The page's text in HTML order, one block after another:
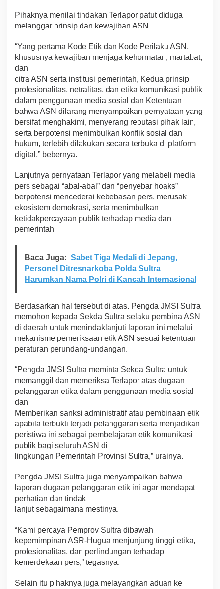
I
Pihaknya menilai tindakan Terlapor patut diduga
melanggar prinsip dan kewajiban ASN.
“Yang pertama Kode Etik dan Kode Perilaku ASN,
khususnya kewajiban menjaga kehormatan, martabat,
dan
citra ASN serta institusi pemerintah, Kedua prinsip
profesionalitas, netralitas, dan etika komunikasi publik
dalam penggunaan media sosial dan Ketentuan
bahwa ASN dilarang menyampaikan pernyataan yang
bersifat menghakimi, menyerang reputasi pihak lain,
serta berpotensi menimbulkan konflik sosial dan
hukum, terlebih dilakukan secara terbuka di platform
digital,” bebernya.
Lanjutnya pernyataan Terlapor yang melabeli media
pers sebagai “abal-abal” dan “penyebar hoaks”
berpotensi mencederai kebebasan pers, merusak
ekosistem demokrasi, serta menimbulkan
ketidakpercayaan publik terhadap media dan
pemerintah.
Baca Juga: Sabet Tiga Medali di Jepang,
Personel Ditresnarkoba Polda Sultra
Harumkan Nama Polri di Kancah Internasional
Berdasarkan hal tersebut di atas, Pengda JMSI Sultra
memohon kepada Sekda Sultra selaku pembina ASN
di daerah untuk menindaklanjuti laporan ini melalui
mekanisme pemeriksaan etik ASN sesuai ketentuan
peraturan perundang-undangan.
“Pengda JMSI Sultra meminta Sekda Sultra untuk
memanggil dan memeriksa Terlapor atas dugaan
pelanggaran etika dalam penggunaan media sosial
dan
Memberikan sanksi administratif atau pembinaan etik
apabila terbukti terjadi pelanggaran serta menjadikan
peristiwa ini sebagai pembelajaran etik komunikasi
publik bagi seluruh ASN di
lingkungan Pemerintah Provinsi Sultra,” urainya.
Pengda JMSI Sultra juga menyampaikan bahwa
laporan dugaan pelanggaran etik ini agar mendapat
perhatian dan tindak
lanjut sebagaimana mestinya.
“Kami percaya Pemprov Sultra dibawah
kepemimpinan ASR-Hugua menjunjung tinggi etika,
profesionalitas, dan perlindungan terhadap
kemerdekaan pers,” tegasnya.
Selain itu pihaknya juga melayangkan aduan ke